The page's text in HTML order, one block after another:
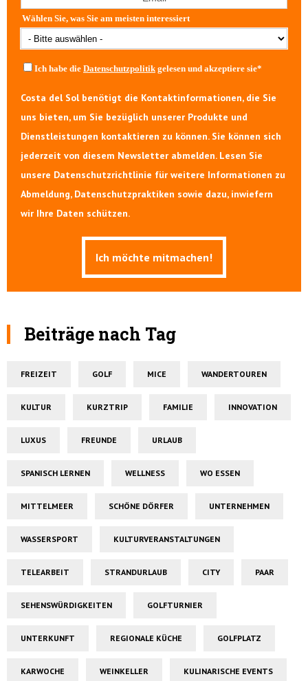
Wählen Sie, was Sie am meisten interessiert
Ich habe die Datenschutzpolitik gelesen und akzeptiere sie*
Costa del Sol benötigt die Kontaktinformationen, die Sie
uns bieten, um Sie bezüglich unserer Produkte und
Dienstleistungen kontaktieren zu können. Sie können sich
jederzeit von diesem Newsletter abmelden. Lesen Sie
unsere Datenschutzrichtlinie für weitere Informationen zu
Abmeldung, Datenschutzpraktiken sowie dazu, inwiefern
wir Ihre Daten schützen.
Beiträge nach Tag
FREIZEIT GOLF MICE WANDERTOUREN
KULTUR KURZTRIP FAMILIE INNOVATION
LUXUS FREUNDE URLAUB
SPANISCH LERNEN WELLNESS WO ESSEN
MITTELMEER SCHÖNE DÖRFER UNTERNEHMEN
WASSERSPORT KULTURVERANSTALTUNGEN
TELEARBEIT STRANDURLAUB CITY PAAR
SEHENSWÜRDIGKEITEN GOLFTURNIER
UNTERKUNFT REGIONALE KÜCHE GOLFPLATZ
KARWOCHE WEINKELLER KULINARISCHE EVENTS